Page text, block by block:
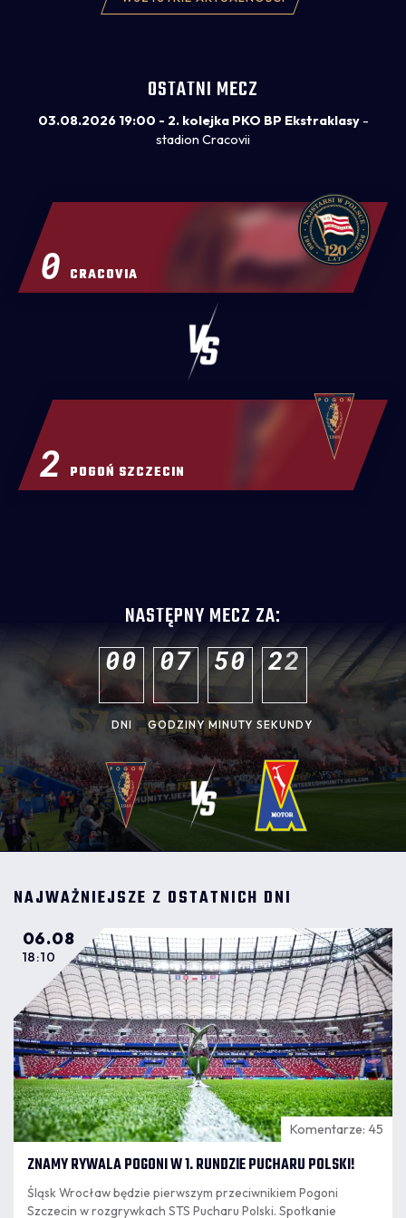
OSTATNI MECZ
03.08.2026 19:00 - 2. kolejka PKO BP Ekstraklasy-
stadion Cracovii
0 CRACOVIA
POGOŃ SZCZECIN
2
NASTĘPNY MECZ ZA:
00
DNI
07
GODZINY
50
MINUTY
21
SEKUNDY
NAJWAŻNIEJSZE Z OSTATNICH DNI
06.08
18:10
Komentarze: 45
ZNAMY RYWALA POGONI W 1. RUNDZIE PUCHARU POLSKI!
Śląsk Wrocław będzie pierwszym przeciwnikiem Pogoni
Szczecin w rozgrywkach STS Pucharu Polski. Spotkanie